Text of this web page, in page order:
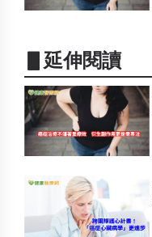
▋延伸閱讀